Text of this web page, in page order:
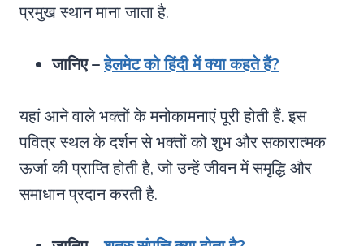
प्रमुख स्थान माना जाता है.
जानिए –हेलमेट को हिंदी में क्या कहते हैं?
यहां आने वाले भक्तों के मनोकामनाएं पूरी होती हैं. इस
पवित्र स्थल के दर्शन से भक्तों को शुभ और सकारात्मक
ऊर्जा की प्राप्ति होती है, जो उन्हें जीवन में समृद्धि और
समाधान प्रदान करती है.